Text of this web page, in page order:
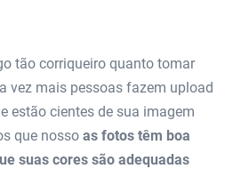
tão corriqueiro quanto tomar
vez mais pessoas fazem upload
estão cientes de sua imagem
que nosso as fotos têm boa
suas cores são adequadas